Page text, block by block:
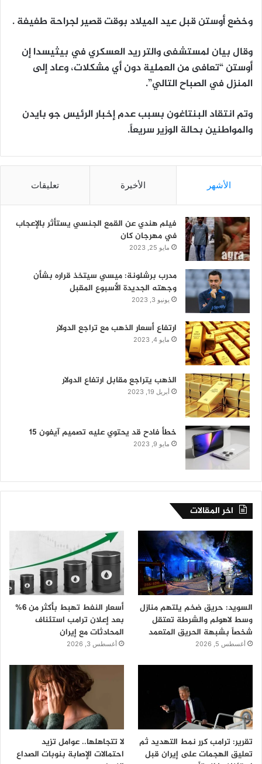
وخضع أوستن قبل عيد الميلاد بوقت قصير لجراحة طفيفة .
وقال بيان لمستشفى والتر ريد العسكري في بيثيسدا إن
أوستن “تعافى من العملية دون أي مشكلات، وعاد إلى
المنزل في الصباح التالي”.
وتم انتقاد البنتاغون بسبب عدم إخبار الرئيس جو بايدن
والمواطنين بحالة الوزير سريعاً.
الأشهر الأخيرة تعليقات
فيلم هندي عن القمع الجنسي يستأثر بالإعجاب
في مهرجان كان
مايو 25, 2023
مدرب برشلونة: ميسي سيتخذ قراره بشأن
وجهته الجديدة الأسبوع المقبل
يونيو 3, 2023
ارتفاع أسعار الذهب مع تراجع الدولار
مايو 4, 2023
الذهب يتراجع مقابل ارتفاع الدولار
أبريل 19, 2023
خطأ فادح قد يحتوي عليه تصميم آيفون 15
مايو 9, 2023
اخر المقالات
السويد: حريق ضخم يلتهم منازل
وسط لاهولم والشرطة تعتقل
شخصاً بشبهة الحريق المتعمد
أغسطس 5, 2026
أسعار النفط تهبط بأكثر من 6%
بعد إعلان ترامب استئناف
المحادثات مع إيران
أغسطس 3, 2026
تقرير: ترامب كرر نمط التهديد ثم
تعليق الهجمات على إيران قبل
لا تتجاهلها.. عوامل تزيد
احتمالات الإصابة بنوبات الصداع